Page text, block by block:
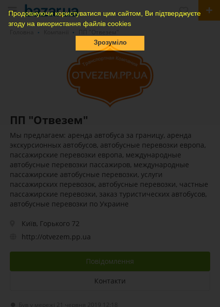
Продовжуючи користуватися цим сайтом, Ви підтверджуєте
згоду на використання файлів cookies
Зрозуміло
ПП "Отвезем"
Мы предлагаем: аренда автобуса за границу, аренда
экскурсионных автобусов, автобусные перевозки европа,
пассажирские перевозки европа, международные
автобусные перевозки пассажиров, международные
пассажирские автобусные перевозки, услуги
пассажирских перевозок, автобусные перевозки, частные
пассажирские перевозки, заказ туристических автобусов,
автобусные перевозки по Украине
Київ, Горького 72
http://otvezem.pp.ua
Повідомлення
Контакти